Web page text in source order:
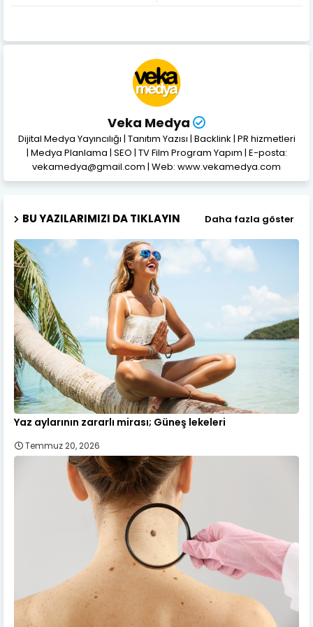
Veka Medya
Dijital Medya Yayıncılığı | Tanıtım Yazısı | Backlink | PR hizmetleri
| Medya Planlama | SEO | TV Film Program Yapım | E-posta:
vekamedya@gmail.com | Web: www.vekamedya.com
BU YAZILARIMIZI DA TIKLAYIN Daha fazla göster
Yaz aylarının zararlı mirası; Güneş lekeleri
Temmuz 20, 2026